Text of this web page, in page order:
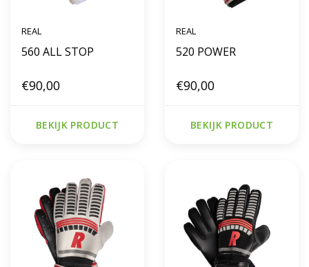
REAL
560 ALL STOP
€90,00
BEKIJK PRODUCT
REAL
520 POWER
€90,00
BEKIJK PRODUCT